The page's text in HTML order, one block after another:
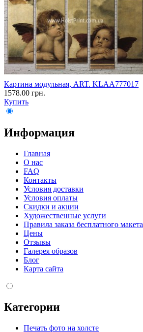
Картина модульная, ART. KLAA777017
1578.00 грн.
Купить
Информация
Главная
О нас
FAQ
Контакты
Условия доставки
Условия оплаты
Скидки и акции
Художественные услуги
Правила заказа бесплатного макета
Цены
Отзывы
Галерея образов
Блог
Карта сайта
Категории
Печать фото на холсте